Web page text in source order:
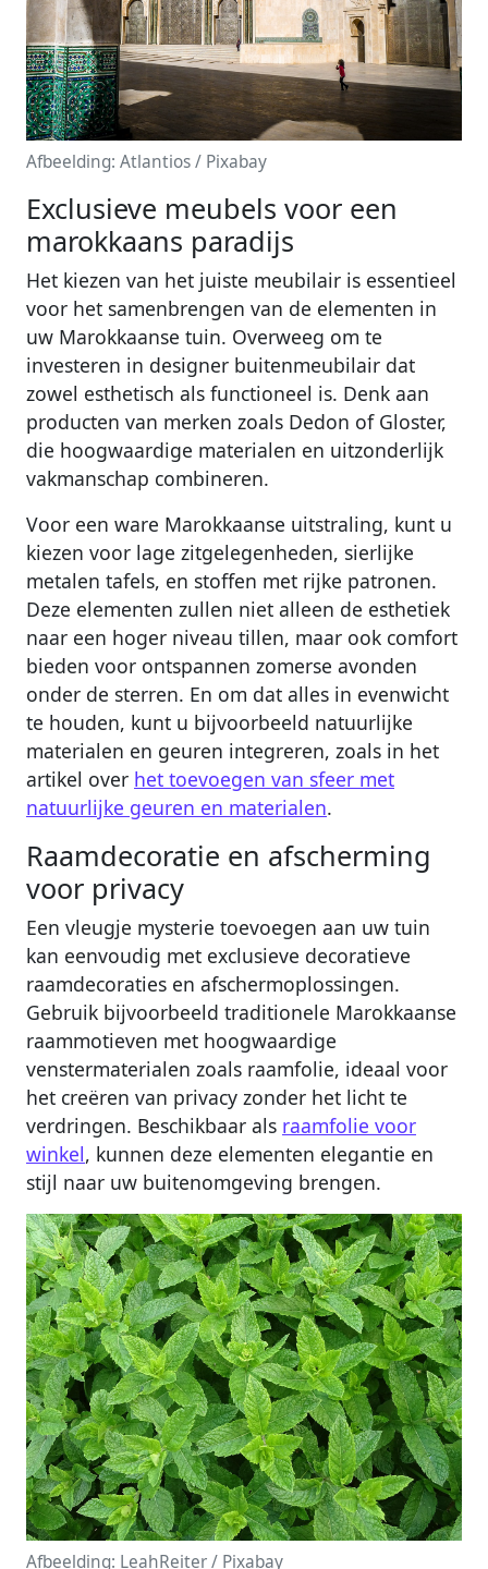
Afbeelding: Atlantios / Pixabay
Exclusieve meubels voor een
marokkaans paradijs
Het kiezen van het juiste meubilair is essentieel
voor het samenbrengen van de elementen in
uw Marokkaanse tuin. Overweeg om te
investeren in designer buitenmeubilair dat
zowel esthetisch als functioneel is. Denk aan
producten van merken zoals Dedon of Gloster,
die hoogwaardige materialen en uitzonderlijk
vakmanschap combineren.
Voor een ware Marokkaanse uitstraling, kunt u
kiezen voor lage zitgelegenheden, sierlijke
metalen tafels, en stoffen met rijke patronen.
Deze elementen zullen niet alleen de esthetiek
naar een hoger niveau tillen, maar ook comfort
bieden voor ontspannen zomerse avonden
onder de sterren. En om dat alles in evenwicht
te houden, kunt u bijvoorbeeld natuurlijke
materialen en geuren integreren, zoals in het
artikel over het toevoegen van sfeer met
natuurlijke geuren en materialen.
Raamdecoratie en afscherming
voor privacy
Een vleugje mysterie toevoegen aan uw tuin
kan eenvoudig met exclusieve decoratieve
raamdecoraties en afschermoplossingen.
Gebruik bijvoorbeeld traditionele Marokkaanse
raammotieven met hoogwaardige
venstermaterialen zoals raamfolie, ideaal voor
het creëren van privacy zonder het licht te
verdringen. Beschikbaar als raamfolie voor
winkel, kunnen deze elementen elegantie en
stijl naar uw buitenomgeving brengen.
Afbeelding: LeahReiter / Pixabay